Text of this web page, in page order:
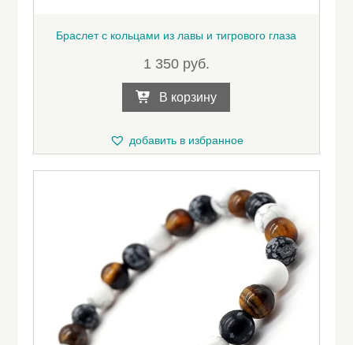
Браслет с кольцами из лавы и тигрового глаза
1 350 руб.
В корзину
добавить в избранное